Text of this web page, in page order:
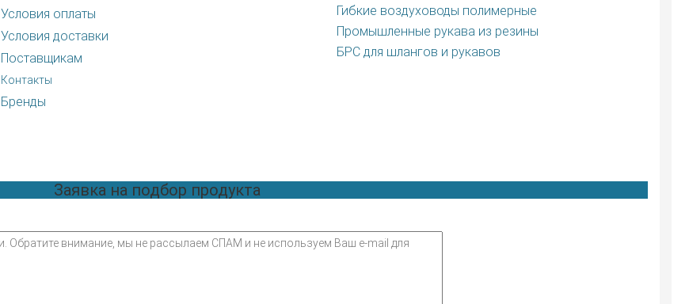
Условия оплаты
Условия доставки
Поставщикам
Контакты
Бренды
Гибкие воздуховоды полимерные
Промышленные рукава из резины
БРС для шлангов и рукавов
Заявка на подбор продукта